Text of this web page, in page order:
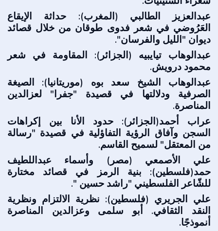
عبدالعزيز الطالبي (المغرب): حداثة الإيقاع
العَرُوضي في شعر فدوى طوقان من خلال قصائد
ديوان "الليل والفرسان".
عبدالوهاب تيايبيه (الجزائر): المقاومة في شعر
محمود درويش.
عبدالوهاب الشيخ سعد بوه (موريتانيا): الصيغة
الصرفية ودلالتها في قصيدة "جفرا" لعزالدين
المناصرة.
عراب أحمد(الجزائر): حدود الأنا بين إكراهات
السجن وآفاق الرؤية التفاؤلية في قصيدة "رسالة
من المعتقل" لسميح القاسم.
علي الأصمعي (مصر) وأسماء عبداللطيف
حمد(فلسطين): بنية الرمز في قصائد مختارة
للشّاعر الفلسطيني "راشد حسين ".
علي الجريري (فلسطين): نظرية الالتزام ونظرية
النقد الثقافي. أبو سلمى وعزالدين المناصرة
أنموذجًا.